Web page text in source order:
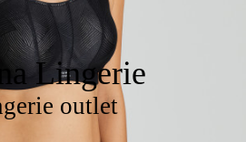
Lingerie
outlet